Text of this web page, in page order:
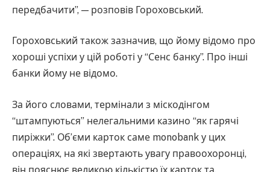
передбачити”, — розповів Гороховський.
Гороховський також зазначив, що йому відомо про
хороші успіхи у цій роботі у “Сенс банку”. Про інші
банки йому не відомо.
За його словами, термінали з міскодінгом
“штампуються” нелегальними казино “як гарячі
пиріжки”. Об’єми карток саме monobank у цих
операціях, на які звертають увагу правоохоронці,